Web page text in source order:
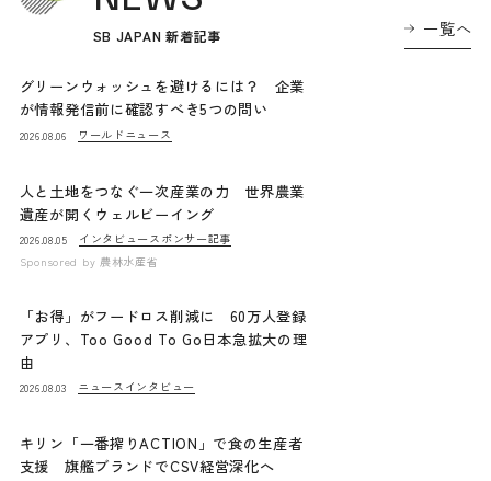
SB JAPAN 新着記事 一覧へ
グリーンウォッシュを避けるには？ 企業
が情報発信前に確認すべき5つの問い
2026.08.06 ワールドニュース
人と土地をつなぐ一次産業の力 世界農業
遺産が開くウェルビーイング
2026.08.05 インタビュー スポンサー記事
Sponsored by 農林水産省
「お得」がフードロス削減に 60万人登録
アプリ、Too Good To Go日本急拡大の理
由
2026.08.03 ニュース インタビュー
キリン「一番搾りACTION」で食の生産者
支援 旗艦ブランドでCSV経営深化へ